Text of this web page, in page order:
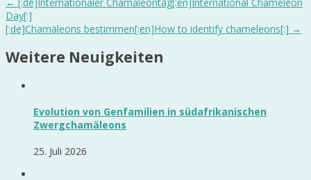
Day[:]
[:de]Chamäleons bestimmen[:en]How to identify chameleons[:] →
Weitere Neuigkeiten
Evolution von Genfamilien in südafrikanischen
Zwergchamäleons
25. Juli 2026